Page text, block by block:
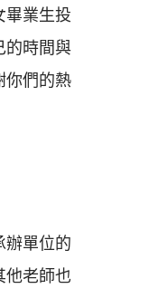
畢業生投
的時間與
你們的熱
辦單位的
他老師也